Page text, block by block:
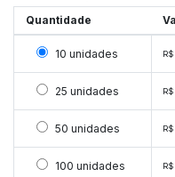
Quantidade
Selecionar 10
10 unidades
Selecionar 25
25 unidades
Selecionar 50
50 unidades
Selecionar 100
100 unidades R$